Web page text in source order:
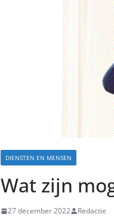
DIENSTEN EN MENSEN
Wat zijn
27 december 2022 Redactie